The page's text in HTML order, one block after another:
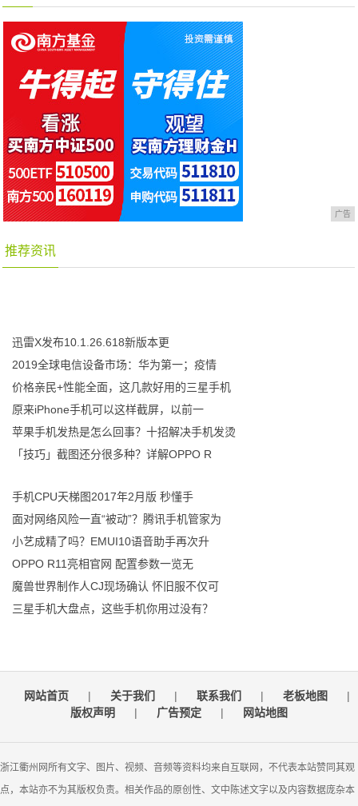
广告
推荐资讯
迅雷X发布10.1.26.618新版本更
2019全球电信设备市场：华为第一；疫情
价格亲民+性能全面，这几款好用的三星手机
原来iPhone手机可以这样截屏，以前一
苹果手机发热是怎么回事？十招解决手机发烫
「技巧」截图还分很多种？详解OPPO R
手机CPU天梯图2017年2月版 秒懂手
面对网络风险一直“被动”？腾讯手机管家为
小艺成精了吗？EMUI10语音助手再次升
OPPO R11亮相官网 配置参数一览无
魔兽世界制作人CJ现场确认 怀旧服不仅可
三星手机大盘点，这些手机你用过没有？
网站首页 | 关于我们 | 联系我们 | 老板地图
|
版权声明
| 广告预定 | 网站地图
浙江衢州网所有文字、图片、视频、音频等资料均来自互联网，不代表本站赞同其观
点，本站亦不为其版权负责。相关作品的原创性、文中陈述文字以及内容数据庞杂本